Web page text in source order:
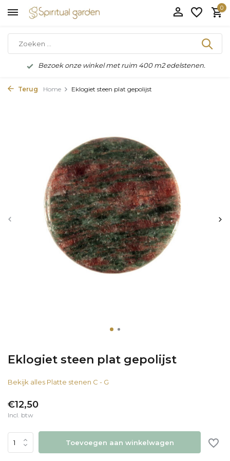
0
Bezoek onze winkel met ruim 400 m2 edelstenen.
Terug Home Eklogiet steen plat gepolijst
Eklogiet steen plat gepolijst
Bekijk alles Platte stenen C - G
€12,50
Incl. btw
Toevoegen aan winkelwagen